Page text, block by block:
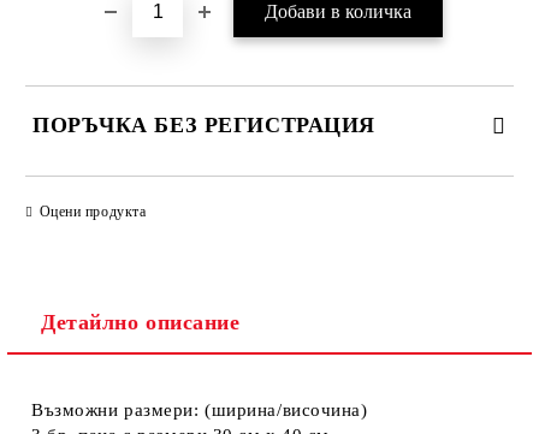
ПОРЪЧКА БЕЗ РЕГИСТРАЦИЯ
Ние ще се свържем с вас в рамките на работния ден.
Оцени продукта
Детайлно описание
Възможни размери: (ширина/височина)